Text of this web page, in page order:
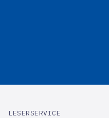
LESERSERVICE